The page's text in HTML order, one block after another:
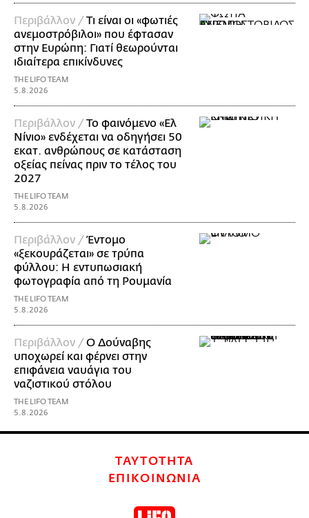
Περιβάλλον /Τι είναι οι «φωτιές
ανεμοστρόβιλοι» που έφτασαν
στην Ευρώπη: Γιατί θεωρούνται
ιδιαίτερα επικίνδυνες
THE LIFO TEAM
5.8.2026
Περιβάλλον /Το φαινόμενο «Ελ
Νίνιο» ενδέχεται να οδηγήσει 50
εκατ. ανθρώπους σε κατάσταση
οξείας πείνας πριν το τέλος του
2027
THE LIFO TEAM
5.8.2026
Περιβάλλον /Έντομο
«ξεκουράζεται» σε τρύπα
φύλλου: Η εντυπωσιακή
φωτογραφία από τη Ρουμανία
THE LIFO TEAM
5.8.2026
Περιβάλλον /Ο Δούναβης
υποχωρεί και φέρνει στην
επιφάνεια ναυάγια του
ναζιστικού στόλου
THE LIFO TEAM
5.8.2026
ΤΑΥΤΟΤΗΤΑ
ΕΠΙΚΟΙΝΩΝΙΑ